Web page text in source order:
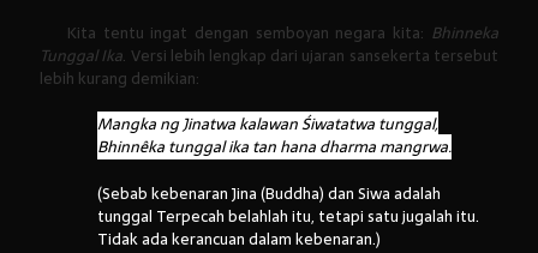
Kita tentu ingat dengan semboyan negara kita: Bhinneka
Tunggal Ika. Versi lebih lengkap dari ujaran sansekerta tersebut
lebih kurang demikian:
Mangka ng Jinatwa kalawan Śiwatatwa tunggal,
Bhinnêka tunggal ika tan hana dharma mangrwa.
(Sebab kebenaran Jina (Buddha) dan Siwa adalah
tunggal Terpecah belahlah itu, tetapi satu jugalah itu.
Tidak ada kerancuan dalam kebenaran.)